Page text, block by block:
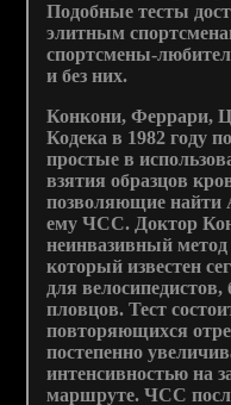
Подобные тесты
элитным
спортсмены-
и без них.
Конкони, Феррари,
Кодека в 1982 году
простые в
взятия образцов
позволяющие найти
ему ЧСС. Доктор
неинвазивный
который известен
для
пловцов. Тест
повторяющихся
постепенно
интенсивностью на
маршруте. ЧСС